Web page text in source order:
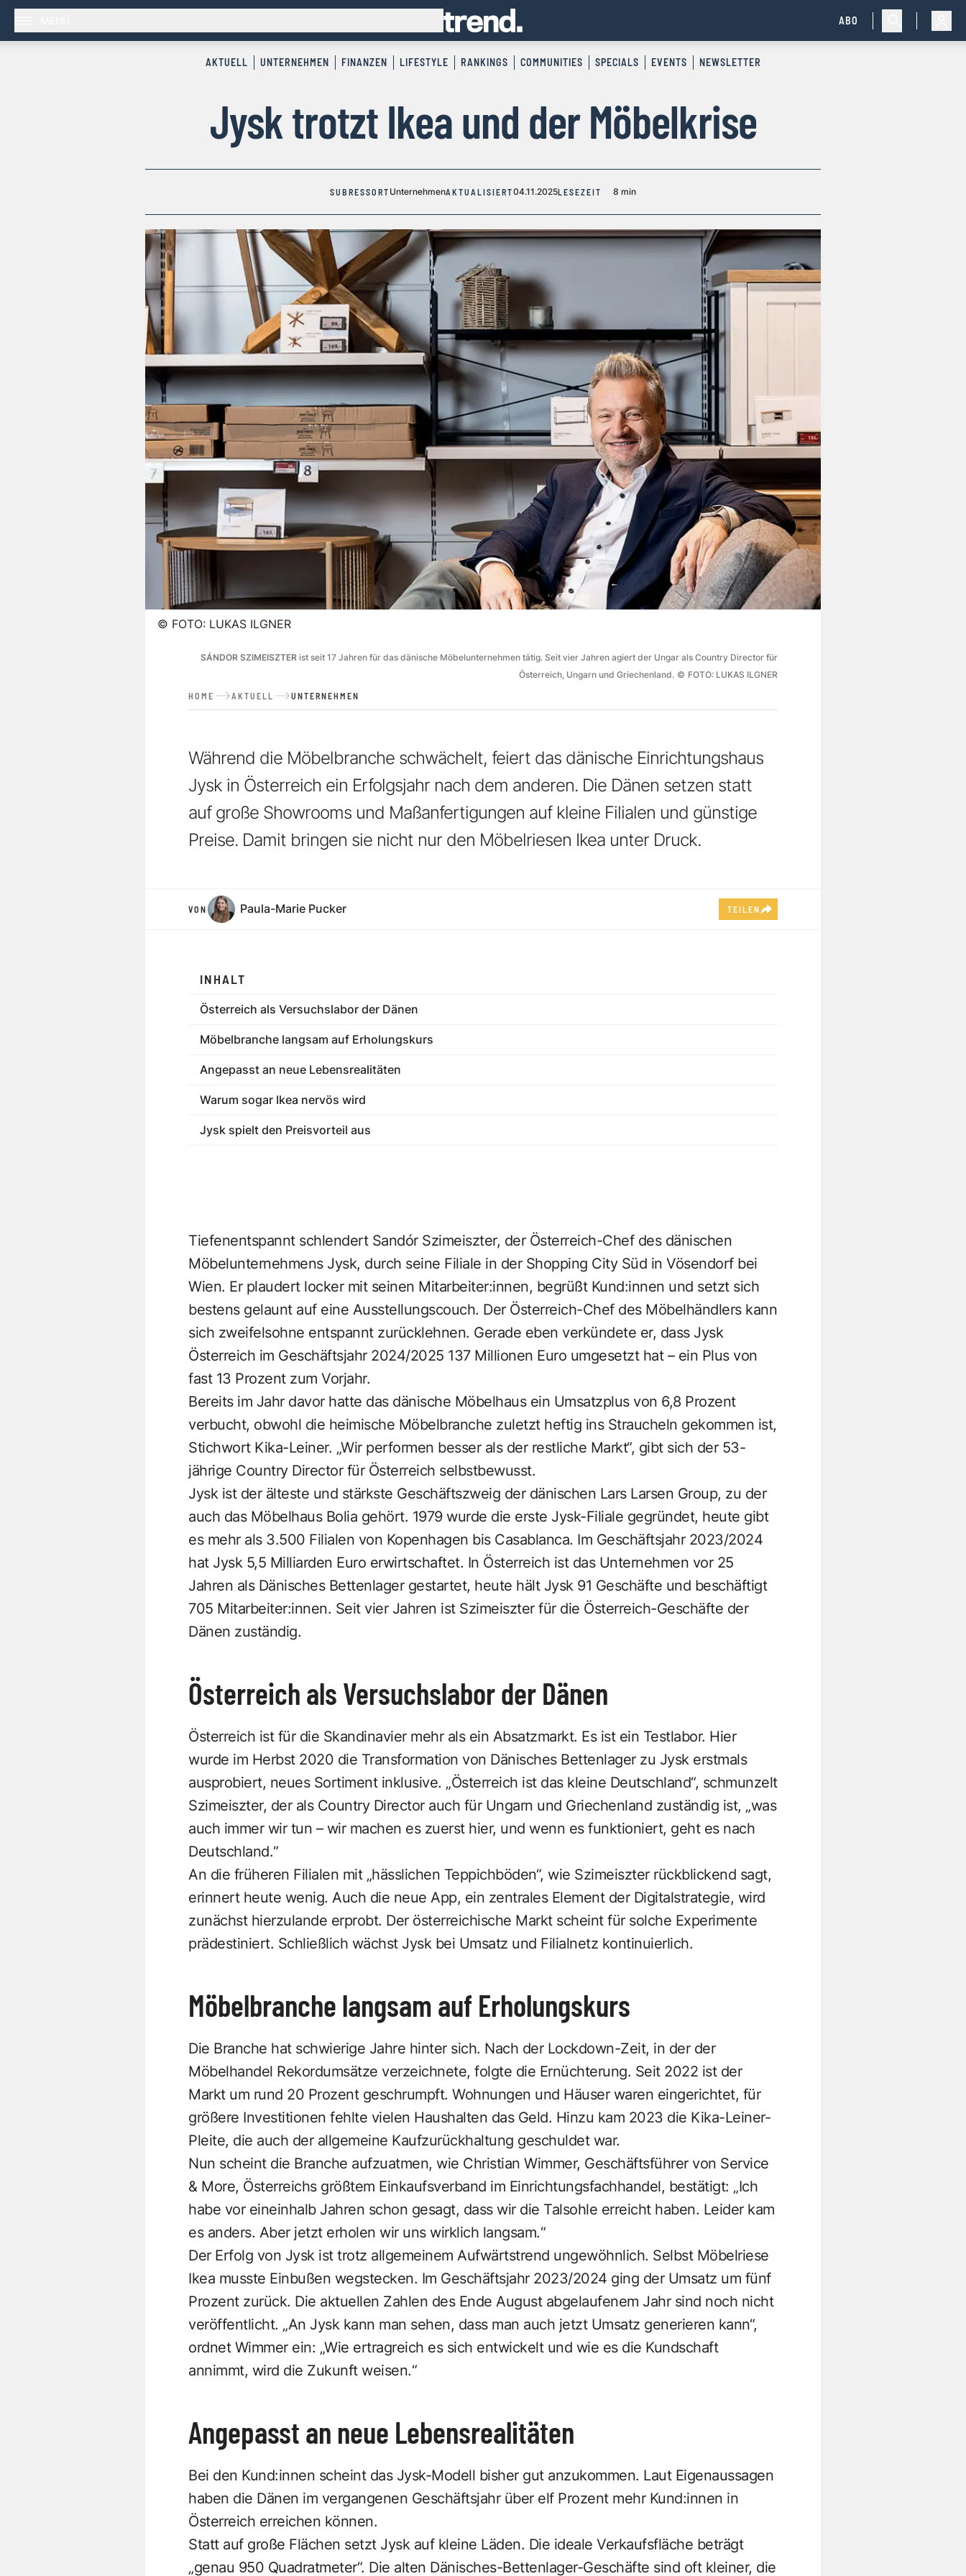
ABO
AKTUELL UNTERNEHMEN FINANZEN LIFESTYLE RANKINGS COMMUNITIES SPECIALS EVENTS NEWSLETTER
Jysk trotzt Ikea und der Möbelkrise
SUBRESSORT UnternehmenAKTUALISIERT04.11.2025LESEZEIT 8 min
© FOTO: LUKAS ILGNER
SÁNDOR SZIMEISZTER ist seit 17 Jahren für das dänische Möbelunternehmen tätig. Seit vier Jahren agiert der Ungar als Country Director für
Österreich, Ungarn und Griechenland. © FOTO: LUKAS ILGNER
HOME AKTUELL UNTERNEHMEN
Während die Möbelbranche schwächelt, feiert das dänische Einrichtungshaus
Jysk in Österreich ein Erfolgsjahr nach dem anderen. Die Dänen setzen statt
auf große Showrooms und Maßanfertigungen auf kleine Filialen und günstige
Preise. Damit bringen sie nicht nur den Möbelriesen Ikea unter Druck.
VON Paula-Marie Pucker TEILEN
INHALT
Österreich als Versuchslabor der Dänen
Möbelbranche langsam auf Erholungskurs
Angepasst an neue Lebensrealitäten
Warum sogar Ikea nervös wird
Jysk spielt den Preisvorteil aus
Tiefenentspannt schlendert Sandór Szimeiszter, der Österreich-Chef des dänischen
Möbelunternehmens Jysk, durch seine Filiale in der Shopping City Süd in Vösendorf bei
Wien. Er plaudert locker mit seinen Mitarbeiter:innen, begrüßt Kund:innen und setzt sich
bestens gelaunt auf eine Ausstellungscouch. Der Österreich-Chef des Möbelhändlers kann
sich zweifelsohne entspannt zurücklehnen. Gerade eben verkündete er, dass Jysk
Österreich im Geschäftsjahr 2024/2025 137 Millionen Euro umgesetzt hat – ein Plus von
fast 13 Prozent zum Vorjahr.
Bereits im Jahr davor hatte das dänische Möbelhaus ein Umsatzplus von 6,8 Prozent
verbucht, obwohl die heimische Möbelbranche zuletzt heftig ins Straucheln gekommen ist,
Stichwort Kika-Leiner. „Wir performen besser als der restliche Markt“, gibt sich der 53-
jährige Country Director für Österreich selbstbewusst.
Jysk ist der älteste und stärkste Geschäftszweig der dänischen Lars Larsen Group, zu der
auch das Möbelhaus Bolia gehört. 1979 wurde die erste Jysk-Filiale gegründet, heute gibt
es mehr als 3.500 Filialen von Kopenhagen bis Casablanca. Im Geschäftsjahr 2023/2024
hat Jysk 5,5 Milliarden Euro erwirtschaftet. In Österreich ist das Unternehmen vor 25
Jahren als Dänisches Bettenlager gestartet, heute hält Jysk 91 Geschäfte und beschäftigt
705 Mitarbeiter:innen. Seit vier Jahren ist Szimeiszter für die Österreich-Geschäfte der
Dänen zuständig.
Österreich als Versuchslabor der Dänen
Österreich ist für die Skandinavier mehr als ein Absatzmarkt. Es ist ein Testlabor. Hier
wurde im Herbst 2020 die Transformation von Dänisches Bettenlager zu Jysk erstmals
ausprobiert, neues Sortiment inklusive. „Österreich ist das kleine Deutschland“, schmunzelt
Szimeiszter, der als Country Director auch für Ungarn und Griechenland zuständig ist, „was
auch immer wir tun – wir machen es zuerst hier, und wenn es funktioniert, geht es nach
Deutschland.“
An die früheren Filialen mit „hässlichen Teppichböden“, wie Szimeiszter rückblickend sagt,
erinnert heute wenig. Auch die neue App, ein zentrales Element der Digitalstrategie, wird
zunächst hierzulande erprobt. Der österreichische Markt scheint für solche Experimente
prädestiniert. Schließlich wächst Jysk bei Umsatz und Filialnetz kontinuierlich.
Möbelbranche langsam auf Erholungskurs
Die Branche hat schwierige Jahre hinter sich. Nach der Lockdown-Zeit, in der der
Möbelhandel Rekordumsätze verzeichnete, folgte die Ernüchterung. Seit 2022 ist der
Markt um rund 20 Prozent geschrumpft. Wohnungen und Häuser waren eingerichtet, für
größere Investitionen fehlte vielen Haushalten das Geld. Hinzu kam 2023 die Kika-Leiner-
Pleite, die auch der allgemeine Kaufzurückhaltung geschuldet war.
Nun scheint die Branche aufzuatmen, wie Christian Wimmer, Geschäftsführer von Service
& More, Österreichs größtem Einkaufsverband im Einrichtungsfachhandel, bestätigt: „Ich
habe vor eineinhalb Jahren schon gesagt, dass wir die Talsohle erreicht haben. Leider kam
es anders. Aber jetzt erholen wir uns wirklich langsam.“
Der Erfolg von Jysk ist trotz allgemeinem Aufwärtstrend ungewöhnlich. Selbst Möbelriese
Ikea musste Einbußen wegstecken. Im Geschäftsjahr 2023/2024 ging der Umsatz um fünf
Prozent zurück. Die aktuellen Zahlen des Ende August abgelaufenem Jahr sind noch nicht
veröffentlicht. „An Jysk kann man sehen, dass man auch jetzt Umsatz generieren kann“,
ordnet Wimmer ein: „Wie ertragreich es sich entwickelt und wie es die Kundschaft
annimmt, wird die Zukunft weisen.“
Angepasst an neue Lebensrealitäten
Bei den Kund:innen scheint das Jysk-Modell bisher gut anzukommen. Laut Eigenaussagen
haben die Dänen im vergangenen Geschäftsjahr über elf Prozent mehr Kund:innen in
Österreich erreichen können.
Statt auf große Flächen setzt Jysk auf kleine Läden. Die ideale Verkaufsfläche beträgt
„genau 950 Quadratmeter“. Die alten Dänisches-Bettenlager-Geschäfte sind oft kleiner, die